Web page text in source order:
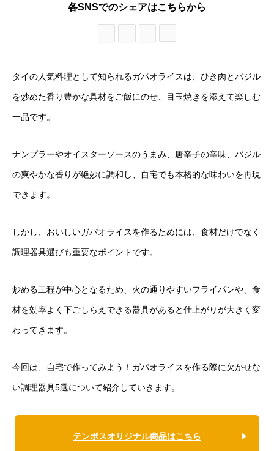
各SNSでのシェアはこちらから
タイの人気料理として知られるガパオライスは、ひき肉とバジル
を炒めた香り豊かな具材をご飯にのせ、目玉焼きを添えて楽しむ
一品です。
ナンプラーやオイスターソースのうまみ、唐辛子の辛味、バジル
の爽やかな香りが絶妙に調和し、自宅でも本格的な味わいを再現
できます。
しかし、おいしいガパオライスを作るためには、食材だけでなく
調理器具選びも重要なポイントです。
炒める工程が中心となるため、火の通りやすいフライパンや、食
材を効率よく下ごしらえできる器具があると仕上がりが大きく変
わってきます。
今回は、自宅で作ってみよう！ガパオライスを作る際に欠かせな
い調理器具5選について紹介していきます。
テンポスオリジナル商品はこちら